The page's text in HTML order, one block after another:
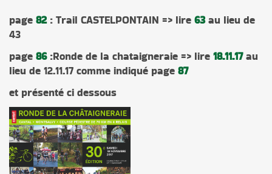
page 82 : Trail CASTELPONTAIN => lire 63au lieu de
43
page 86 :Ronde de la chataigneraie => lire 18.11.17au
lieu de 12.11.17 comme indiqué page 87
et présenté ci dessous